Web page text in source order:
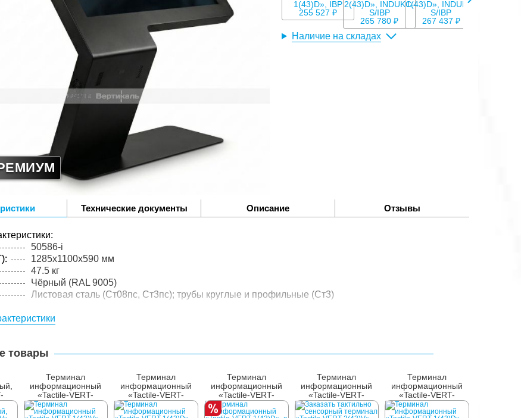
255 527 ₽
265 780 ₽
267 437 ₽
Наличие на складах
Технические документы Описание Отзывы
50586-i
1285x1100x590 мм
47.5 кг
Чёрный (RAL 9005)
Листовая сталь (Ст08пс, Ст3пс); трубы круглые и профильные (Ст3)
1345x1160x650 мм
товары
Терминал
информационный
«Tactile-VERT-
1(43)V», IBP, М1
Терминал
информационный
«Tactile-VERT-
1(43)D», IBP, М4
Терминал
информационный
«Tactile-VERT-
1(43)D», с KVP/SP,
INDUKC-S, М5
Терминал
информационный
«Tactile-VERT-
2(43)V», тактильно
сенсорный
Терминал
информационный
«Tactile-VERT-
1(43)D», IBP